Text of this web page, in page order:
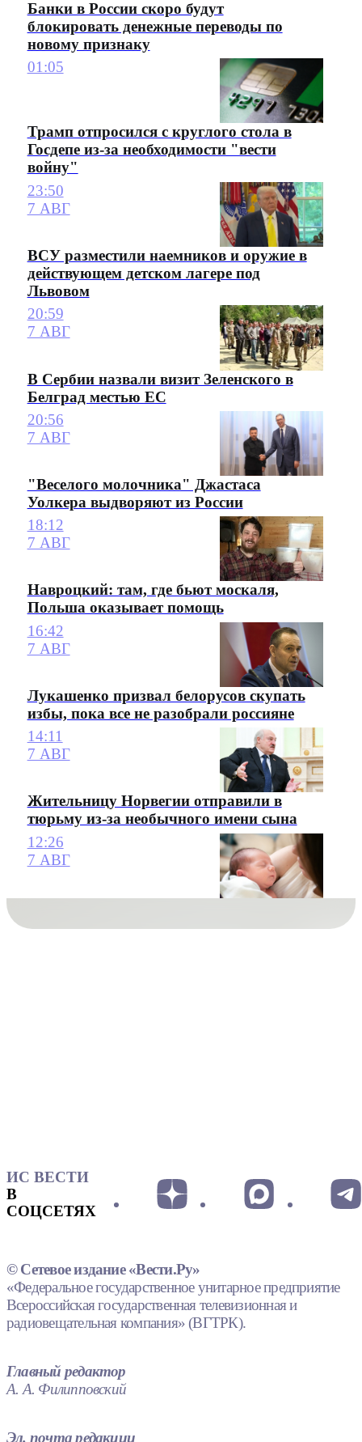
Банки в России скоро будут
блокировать денежные переводы по
новому признаку
01:05
Трамп отпросился с круглого стола в
Госдепе из-за необходимости "вести
войну"
23:50
7 АВГ
ВСУ разместили наемников и оружие в
действующем детском лагере под
Львовом
20:59
7 АВГ
В Сербии назвали визит Зеленского в
Белград местью ЕС
20:56
7 АВГ
"Веселого молочника" Джастаса
Уолкера выдворяют из России
18:12
7 АВГ
Навроцкий: там, где бьют москаля,
Польша оказывает помощь
16:42
7 АВГ
Лукашенко призвал белорусов скупать
избы, пока все не разобрали россияне
14:11
7 АВГ
Жительницу Норвегии отправили в
тюрьму из-за необычного имени сына
12:26
7 АВГ
ИС ВЕСТИ
В
СОЦСЕТЯХ
© Сетевое издание «Вести.Ру»
«Федеральное государственное унитарное предприятие
Всероссийская государственная телевизионная и
радиовещательная компания» (ВГТРК).
Главный редактор
А. А. Филипповский
Эл. почта редакции